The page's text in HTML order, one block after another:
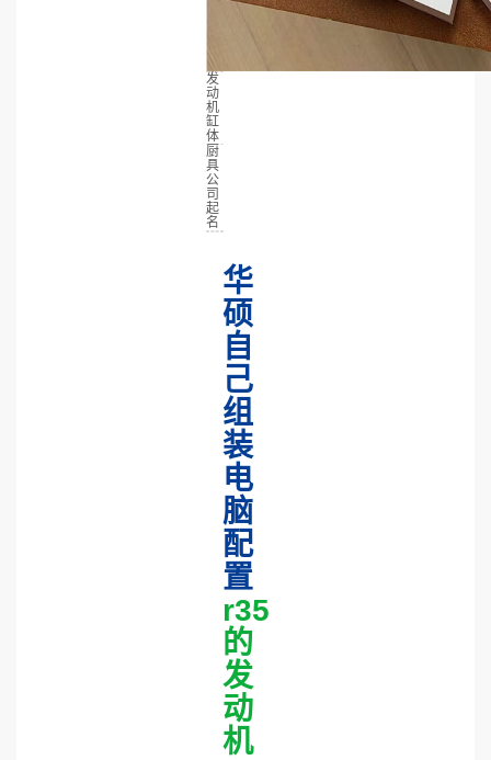
发
动
机
缸
体
厨
具
公
司
起
名
华
硕
自
己
组
装
电
脑
配
置
r35
的
发
动
机